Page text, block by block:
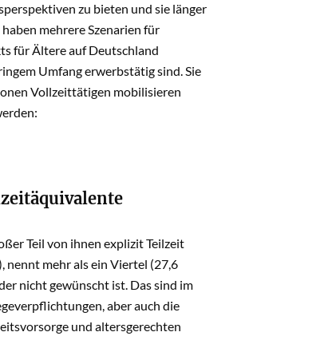
zu bieten und sie länger
mehrere Szenarien für
für Ältere auf Deutschland
Umfang erwerbstätig sind. Sie
Vollzeittätigen mobilisieren
Teil von ihnen explizit Teilzeit
nennt mehr als ein Viertel (27,6
nicht gewünscht ist. Das sind im
aber auch die
und altersgerechten